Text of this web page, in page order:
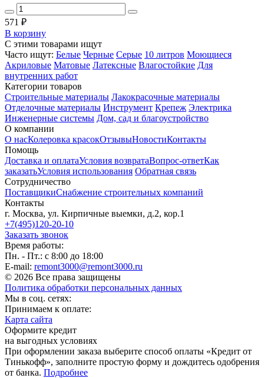
571 ₽
В корзину
С этими товарами ищут
Часто ищут: Белые Черные Серые 10 литров Моющиеся
Акриловые Матовые Латексные Влагостойкие Для
внутренних работ
Категории товаров
Строительные материалы Лакокрасочные материалы
Отделочные материалы Инструмент Крепеж Электрика
Инженерные системы Дом, сад и благоустройство
О компании
О насКолеровка красокОтзывыНовостиКонтакты
Помощь
Доставка и оплатаУсловия возвратаВопрос-ответКак
заказатьУсловия использования Обратная связь
Сотрудничество
ПоставщикиСнабжение строительных компаний
Контакты
г. Москва, ул. Кирпичные выемки, д.2, кор.1
+7(495)120-20-10
Заказать звонок
Время работы:
Пн. - Пт.: с 8:00 до 18:00
E-mail: remont3000@remont3000.ru
© 2026 Все права защищены
Политика обработки персональных данных
Мы в соц. сетях:
Принимаем к оплате:
Карта сайта
Оформите кредит
на выгодных условиях
При оформлении заказа выберите способ оплаты «Кредит от
Тинькофф», заполните простую форму и дождитесь одобрения
от банка. Подробнее